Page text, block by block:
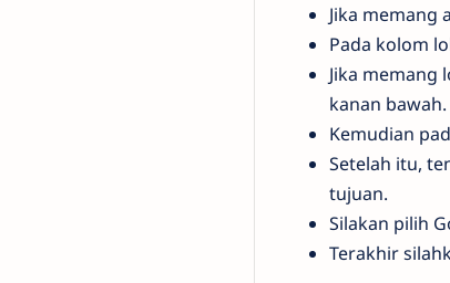
Jika memang
Pada kolom
Jika memang
kanan bawah.
Kemudian
Setelah itu,
tujuan.
Silakan pilih
Terakhir